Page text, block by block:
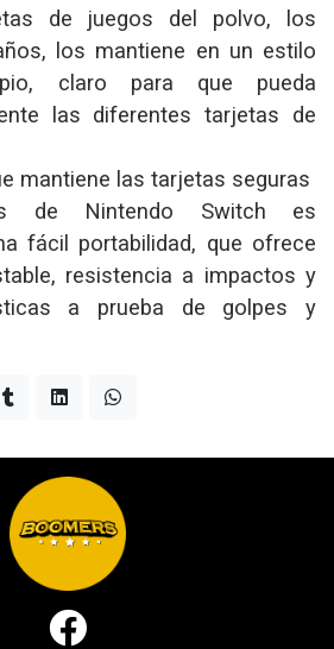
de juegos del polvo, los
los mantiene en un estilo
claro para que pueda
las diferentes tarjetas de
mantiene las tarjetas seguras
de Nintendo Switch es
fácil portabilidad, que ofrece
resistencia a impactos y
a prueba de golpes y